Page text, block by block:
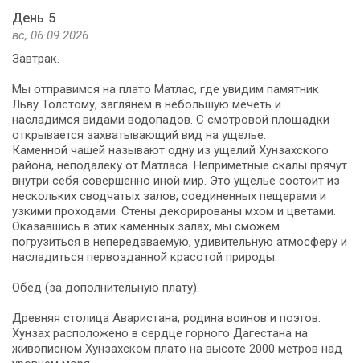
День 5
вс, 06.09.2026
Завтрак.
Мы отправимся на плато Матлас, где увидим памятник
Льву Толстому, заглянем в небольшую мечеть и
насладимся видами водопадов. С смотровой площадки
открывается захватывающий вид на ущелье.
Каменной чашей называют одну из ущелий Хунзахского
района, неподалеку от Матласа. Неприметные скалы прячут
внутри себя совершенно иной мир. Это ущелье состоит из
нескольких сводчатых залов, соединенных пещерами и
узкими проходами. Стены декорированы мхом и цветами.
Оказавшись в этих каменных залах, мы сможем
погрузиться в непередаваемую, удивительную атмосферу и
насладиться первозданной красотой природы.
Обед (за дополнительную плату).
Древняя столица Аваристана, родина воинов и поэтов.
Хунзах расположено в сердце горного Дагестана на
живописном Хунзахском плато на высоте 2000 метров над